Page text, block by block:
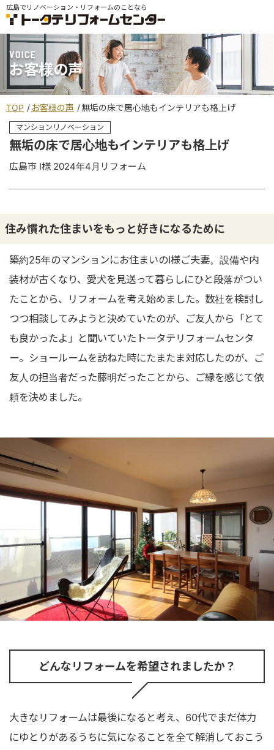
広島でリノベーション・リフォームのことなら
VOICE
お客様の声
TOP お客様の声 無垢の床で居心地もインテリアも格上げ
マンションリノベーション
無垢の床で居心地もインテリアも格上げ
広島市 I様 2024年4月リフォーム
住み慣れた住まいをもっと好きになるために
築約25年のマンションにお住まいのI様ご夫妻。設備や内
装材が古くなり、愛犬を見送って暮らしにひと段落がつい
たことから、リフォームを考え始めました。数社を検討し
つつ相談してみようと決めていたのが、ご友人から「とて
も良かったよ」と聞いていたトータテリフォームセンタ
ー。ショールームを訪ねた時にたまたま対応したのが、ご
友人の担当者だった藤明だったことから、ご縁を感じて依
頼を決めました。
どんなリフォームを希望されましたか？
大きなリフォームは最後になると考え、60代でまだ体力
にゆとりがあるうちに気になることを全て解消しておこう